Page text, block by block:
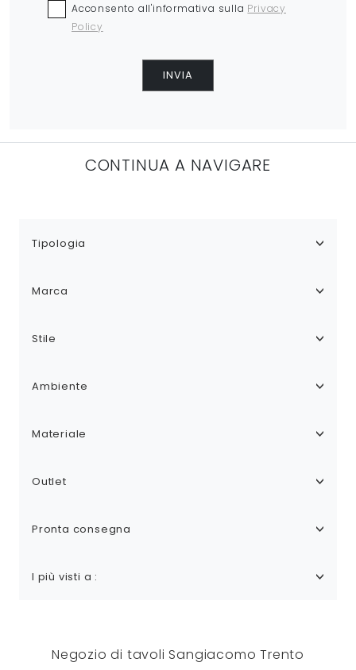
Acconsento all'informativa sulla Privacy
Policy
INVIA
CONTINUA A NAVIGARE
Tipologia
Marca
Stile
Ambiente
Materiale
Outlet
Pronta consegna
I più visti a :
Negozio di tavoli Sangiacomo Trento